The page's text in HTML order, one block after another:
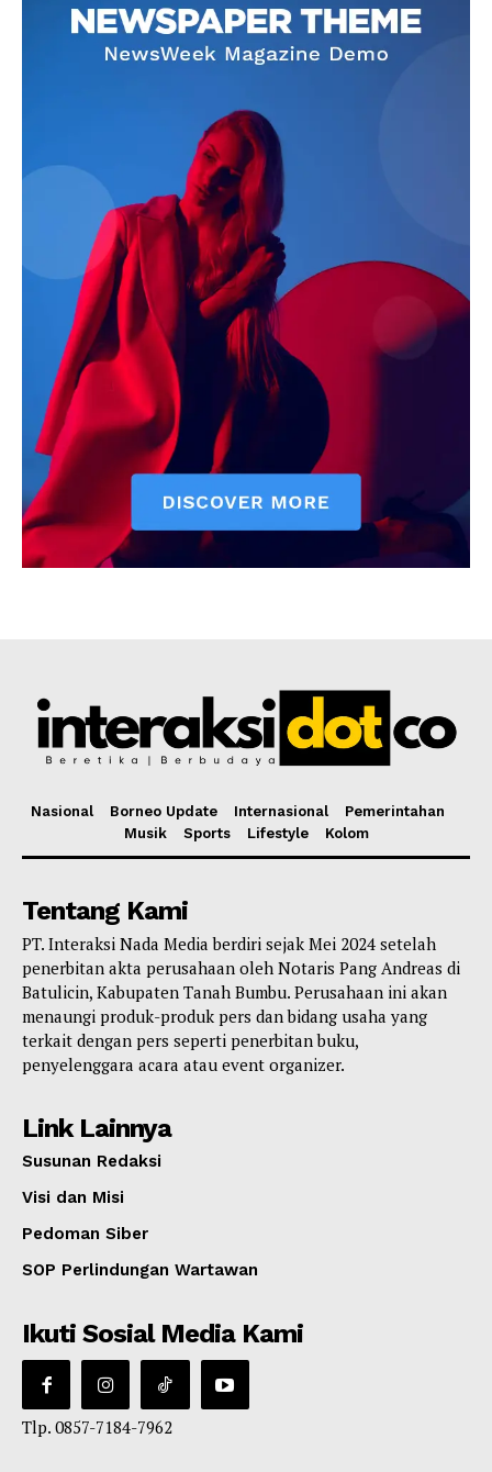
Nasional Borneo Update Internasional
Pemerintahan
Musik
Sports Lifestyle Kolom
Tentang Kami
PT. Interaksi Nada Media berdiri sejak Mei 2024 setelah
penerbitan akta perusahaan oleh Notaris Pang Andreas di
Batulicin, Kabupaten Tanah Bumbu. Perusahaan ini akan
menaungi produk-produk pers dan bidang usaha yang
terkait dengan pers seperti penerbitan buku,
penyelenggara acara atau event organizer.
Link Lainnya
Susunan Redaksi
Visi dan Misi
Pedoman Siber
SOP Perlindungan Wartawan
Ikuti Sosial Media Kami
Tlp. 0857-7184-7962